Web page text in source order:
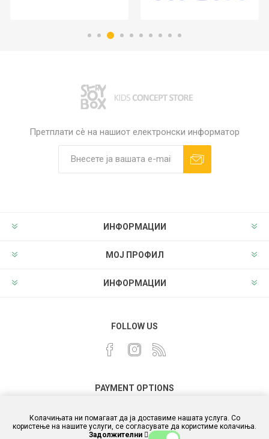
Претплати сè на нашиот електронски информатор
ИНФОРМАЦИИ
МОЈ ПРОФИЛ
ИНФОРМАЦИИ
FOLLOW US
PAYMENT OPTIONS
Колачињата ни помагаат да ја доставиме нашата услуга. Со
користење на нашите услуги, се согласувате да користиме колачиња.
Задолжителни